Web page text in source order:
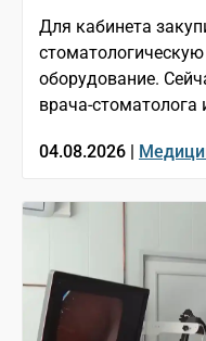
Для кабинета
оборудование.
врача-стоматолога
04.08.2026 |